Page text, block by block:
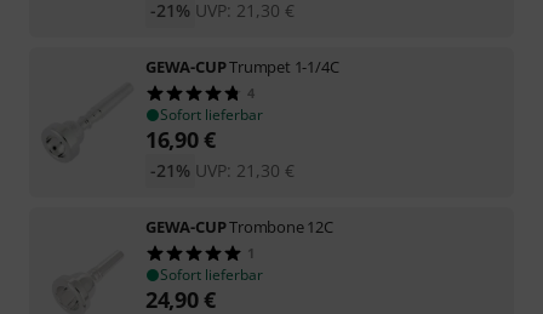
UVP: 21,30 €
-21%
GEWA-CUPTrumpet 1-1/4C
4
Sofort lieferbar
16,90€
UVP: 21,30 €
-21%
GEWA-CUPTrombone 12C
1
Sofort lieferbar
24,90€